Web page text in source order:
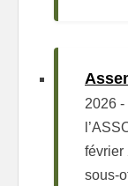
2026 -
février
sous-